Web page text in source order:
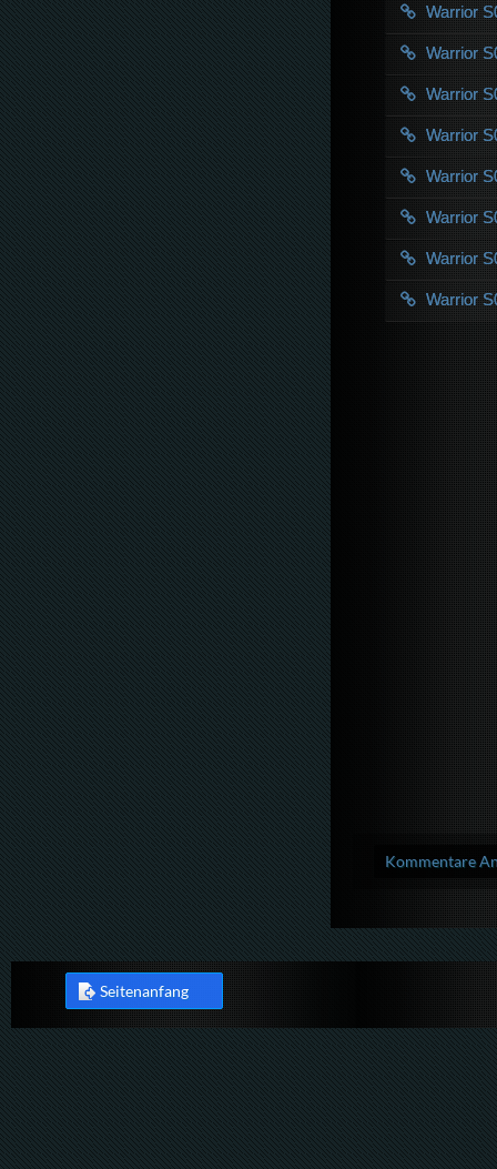
Warrior
Warrior
Warrior
Warrior
Warrior
Warrior
Warrior
Warrior
Kommentare
Seitenanfang